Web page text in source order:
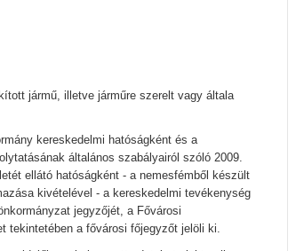
jármű, illetve járműre szerelt vagy általa
kereskedelmi hatóságként és a
általános szabályairól szóló 2009.
ellátó hatóságként - a nemesfémből készült
kivételével - a kereskedelmi tevékenység
jegyzőjét, a Fővárosi
tekintetében a fővárosi főjegyzőt jelöli ki.